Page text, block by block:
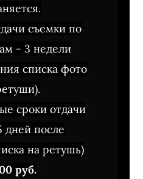
съемки по
- 3 недели
списка фото
сроки отдачи
дней после
на ретушь)
руб.